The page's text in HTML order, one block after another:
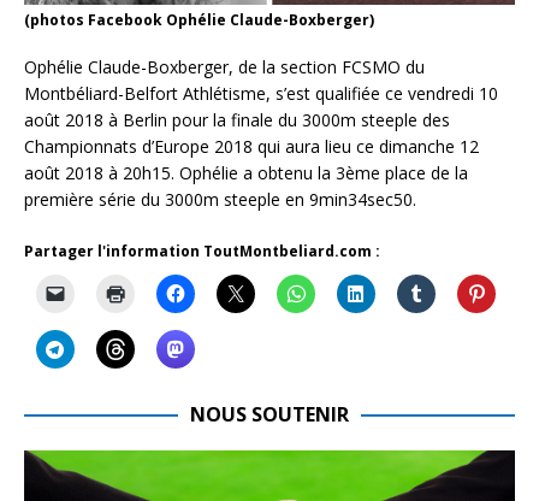
(photos Facebook Ophélie Claude-Boxberger)
Ophélie Claude-Boxberger, de la section FCSMO du
Montbéliard-Belfort Athlétisme, s’est qualifiée ce vendredi 10
août 2018 à Berlin pour la finale du 3000m steeple des
Championnats d’Europe 2018 qui aura lieu ce dimanche 12
août 2018 à 20h15. Ophélie a obtenu la 3ème place de la
première série du 3000m steeple en 9min34sec50.
Partager l'information ToutMontbeliard.com :
NOUS SOUTENIR